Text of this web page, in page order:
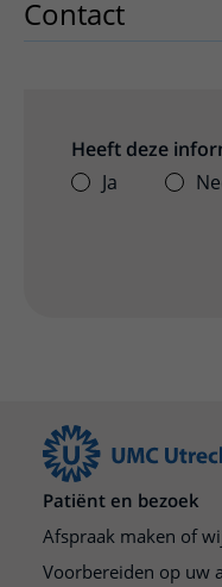
Contact
Heeft deze
Ja
Patiënt en bezoek
Afspraak maken of
Voorbereiden op uw